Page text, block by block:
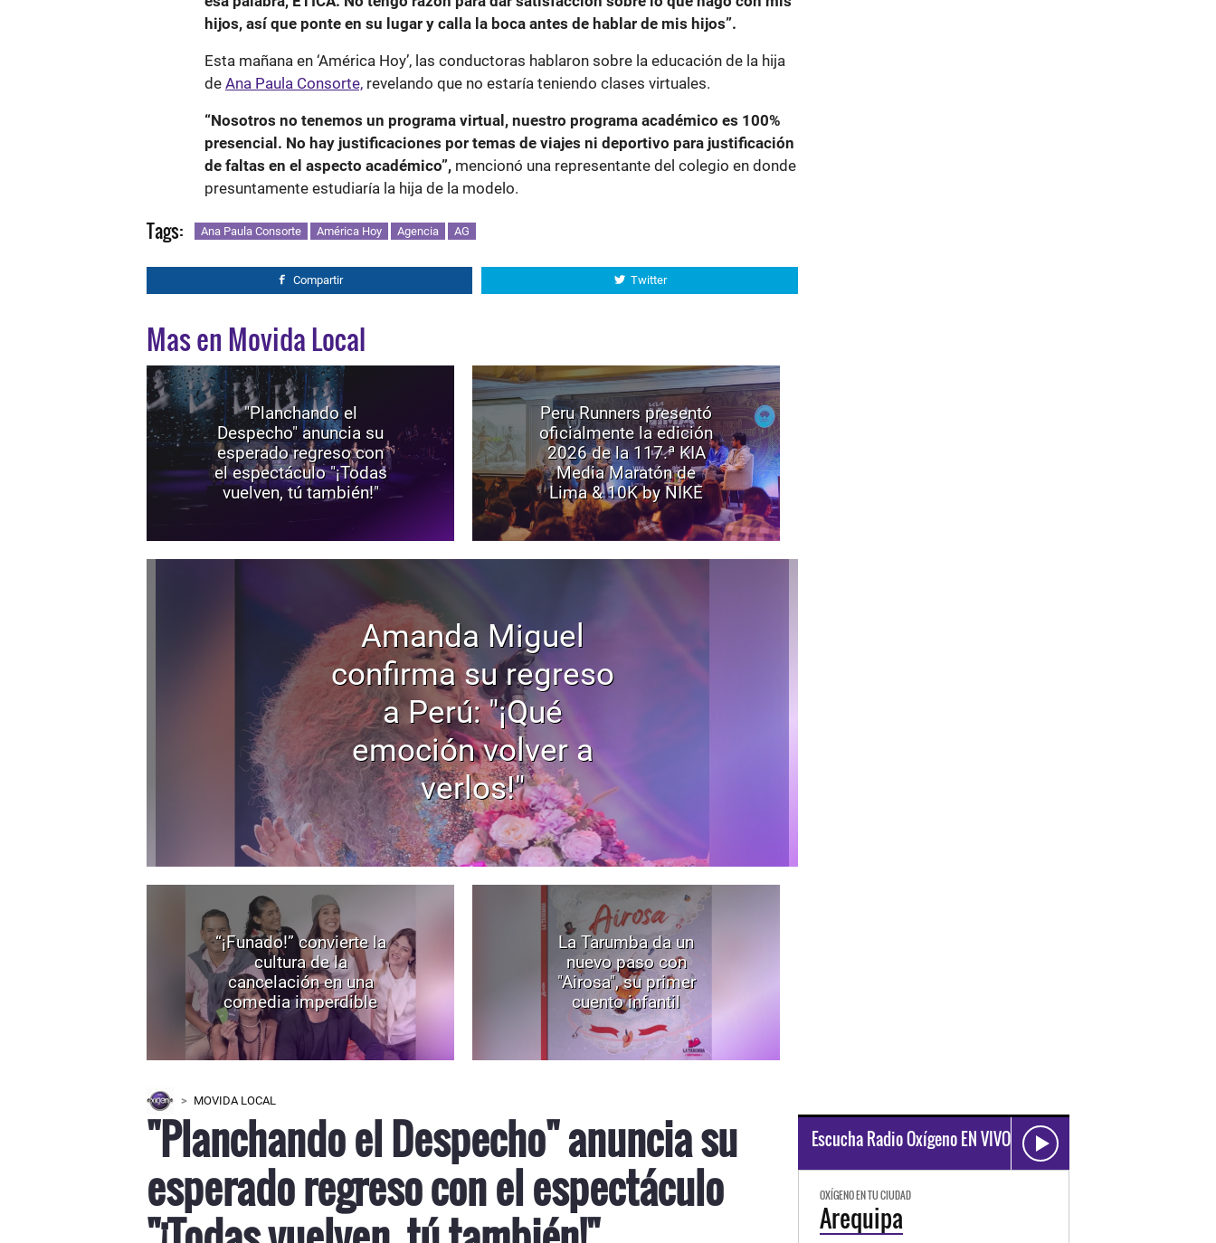
hijos, así que ponte en su lugar y calla la boca antes de hablar de mis hijos”.
Esta mañana en ‘América Hoy’, las conductoras hablaron sobre la educación de la hija
de Ana Paula Consorte, revelando que no estaría teniendo clases virtuales.
“Nosotros no tenemos un programa virtual, nuestro programa académico es 100%
presencial. No hay justificaciones por temas de viajes ni deportivo para justificación
de faltas en el aspecto académico”, mencionó una representante del colegio en donde
presuntamente estudiaría la hija de la modelo.
Tags: Ana Paula Consorte América Hoy Agencia AG
Compartir Twitter
Mas en Movida Local
"Planchando el
Despecho" anuncia su
esperado regreso con
el espectáculo "¡Todas
vuelven, tú también!"
Peru Runners presentó
oficialmente la edición
2026 de la 117.ª KIA
Media Maratón de
Lima & 10K by NIKE
Amanda Miguel
confirma su regreso
a Perú: "¡Qué
emoción volver a
verlos!"
“¡Funado!” convierte la
cultura de la
cancelación en una
comedia imperdible
La Tarumba da un
nuevo paso con
"Airosa", su primer
cuento infantil
MOVIDA LOCAL
"Planchando el Despecho" anuncia su
esperado regreso con el espectáculo
Escucha Radio Oxígeno EN VIVO
OXÍGENO EN TU CIUDAD
Arequipa